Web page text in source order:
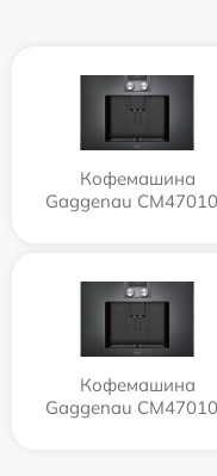
Кофемашина
Gaggenau
Кофемашина
Gaggenau